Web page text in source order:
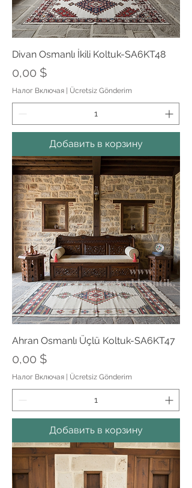
Divan Osmanlı İkili Koltuk-SA6KT48
Цена
0,00 $
Налог Включая | Ücretsiz Gönderim
Добавить в корзину
Ahran Osmanlı Üçlü Koltuk-SA6KT47
Цена
0,00 $
Налог Включая | Ücretsiz Gönderim
Добавить в корзину